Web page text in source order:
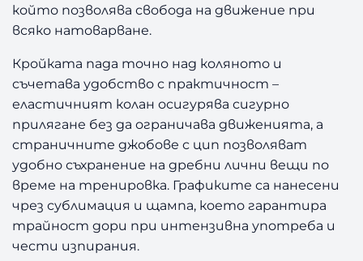
който позволява свобода на движение при
всяко натоварване.
Кройката пада точно над коляното и
съчетава удобство с практичност –
еластичният колан осигурява сигурно
прилягане без да ограничава движенията, а
страничните джобове с цип позволяват
удобно съхранение на дребни лични вещи по
време на тренировка. Графиките са нанесени
чрез сублимация и щампа, което гарантира
трайност дори при интензивна употреба и
чести изпирания.